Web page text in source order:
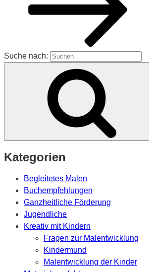
Suche nach:
Kategorien
Begleitetes Malen
Buchempfehlungen
Ganzheitliche Förderung
Jugendliche
Kreativ mit Kindern
Fragen zur Malentwicklung
Kindermund
Malentwicklung der Kinder